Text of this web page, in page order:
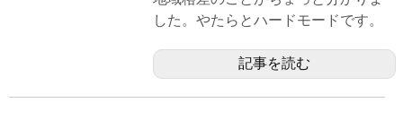
した。やたらとハードモードです。
記事を読む